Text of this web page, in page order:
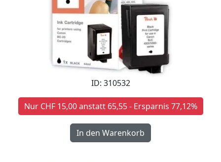
ID: 310532
Nur CHF 15,00 anstatt 65,55 - Ersparnis 77,12%